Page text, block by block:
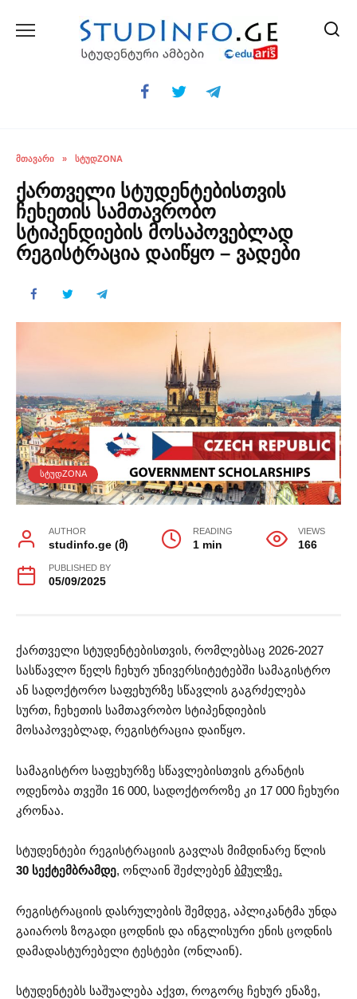
ᲛᲗᲐᲕᲐᲠᲘ » ᲡᲢᲣᲓZONA
ქართველი სტუდენტებისთვის
ჩეხეთის სამთავრობო
სტიპენდიების მოსაპოვებლად
რეგისტრაცია დაიწყო – ვადები
ᲡᲢᲣᲓZONA
AUTHOR
studinfo.ge (მ)
READING
1 min
VIEWS
166
PUBLISHED BY
05/09/2025
ქართველი სტუდენტებისთვის, რომლებსაც 2026-2027
სასწავლო წელს ჩეხურ უნივერსიტეტებში სამაგისტრო
ან სადოქტორო საფეხურზე სწავლის გაგრძელება
სურთ, ჩეხეთის სამთავრობო სტიპენდიების
მოსაპოვებლად, რეგისტრაცია დაიწყო.
სამაგისტრო საფეხურზე სწავლებისთვის გრანტის
ოდენობა თვეში 16 000, სადოქტოროზე კი 17 000 ჩეხური
კრონაა.
სტუდენტები რეგისტრაციის გავლას მიმდინარე წლის
30 სექტემბრამდე, ონლაინ შეძლებენ ბმულზე.
რეგისტრაციის დასრულების შემდეგ, აპლიკანტმა უნდა
გაიაროს ზოგადი ცოდნის და ინგლისური ენის ცოდნის
დამადასტურებელი ტესტები (ონლაინ).
სტუდენტებს საშუალება აქვთ, როგორც ჩეხურ ენაზე,